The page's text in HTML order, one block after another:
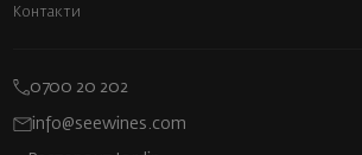
Контакти
0700 20 202
info@seewines.com